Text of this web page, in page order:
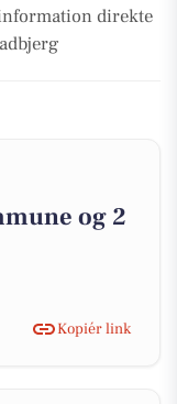
direkte
og 2
Kopiér link